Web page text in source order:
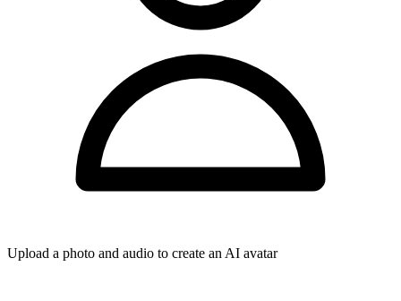
Upload a photo and audio to create an AI avatar